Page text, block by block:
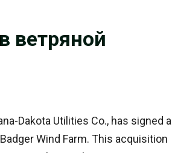
ветряной
Dakota Utilities Co., has signed a
Wind Farm. This acquisition